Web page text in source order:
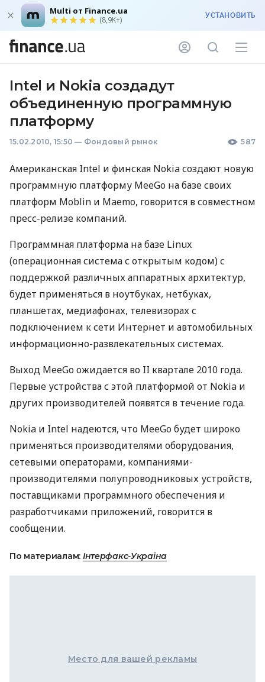
Multi от Finance.ua
(8,9K+) УСТАНОВИТЬ
Intel и Nokia создадут
объединенную программную
платформу
15.02.2010, 15:50 — Фондовый рынок 587
Американская Intel и финская Nokia создают новую
программную платформу MeeGo на базе своих
платформ Moblin и Maemo, говорится в совместном
пресс-релизе компаний.
Программная платформа на базе Linux
(операционная система с открытым кодом) с
поддержкой различных аппаратных архитектур,
будет применяться в ноутбуках, нетбуках,
планшетах, медиафонах, телевизорах с
подключением к сети Интернет и автомобильных
информационно-развлекательных системах.
Выход MeeGo ожидается во II квартале 2010 года.
Первые устройства с этой платформой от Nokia и
других производителей появятся в течение года.
Nokia и Intel надеются, что MeeGo будет широко
применяться производителями оборудования,
сетевыми операторами, компаниями-
производителями полупроводниковых устройств,
поставщиками программного обеспечения и
разработчиками приложений, говорится в
сообщении.
По материалам: Інтерфакс-Україна
Место для вашей рекламы